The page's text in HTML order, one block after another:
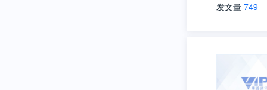
发文量 749